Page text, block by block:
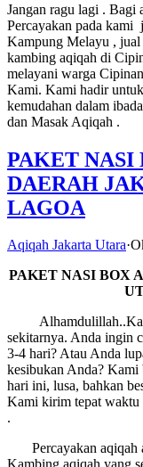
Jangan ragu lagi . Bagi
Percayakan pada kami
Kampung Melayu ,
kambing aqiqah di
melayani warga
Kami. Kami hadir
kemudahan dalam
dan Masak Aqiqah .
PAKET
DAERAH
LAGOA
Aqiqah Jakarta Utara·
PAKET NASI BOX
sekitarnya. Anda ingin
3-4 hari? Atau Anda
kesibukan Anda? Kami
hari ini, lusa, bahkan
Kami kirim tepat waktu
.
Percayakan aqiqah